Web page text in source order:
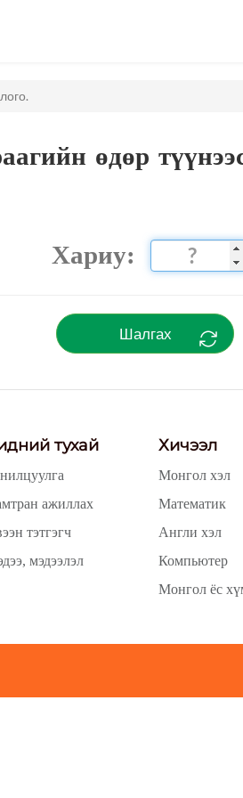
өдөр
Хариу:
Шалгах
тухай
ажиллах
тэтгэгч
мэдээлэл
Хичээл
Монгол хэл
Математик
Англи хэл
Компьютер
Монгол ёс